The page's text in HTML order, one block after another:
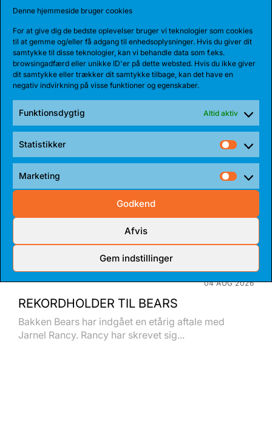
Denne hjemmeside bruger cookies
For at give dig de bedste oplevelser bruger vi teknologier som cookies
til at gemme og/eller få adgang til enhedsoplysninger. Hvis du giver dit
samtykke til disse teknologier, kan vi behandle data som f.eks.
browsingadfærd eller unikke ID'er på dette websted. Hvis du ikke giver
dit samtykke eller trækker dit samtykke tilbage, kan det have en
negativ indvirkning på visse funktioner og egenskaber.
Funktionsdygtig Altid aktiv
Statistikker
Marketing
Godkend
Afvis
Gem indstillinger
Share:
SENESTE NYHEDER
04 AUG 2026
REKORDHOLDER TIL BEARS
Bakken Bears har indgået en etårig aftale med
Jarnel Rancy. Rancy har skrevet sig...